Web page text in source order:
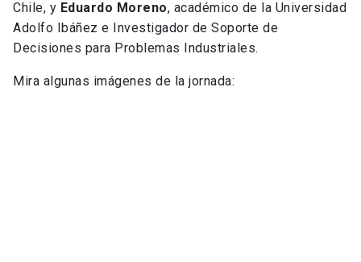
Chile, y Eduardo Moreno, académico de la Universidad
Adolfo Ibáñez e Investigador de Soporte de
Decisiones para Problemas Industriales.
Mira algunas imágenes de la jornada: